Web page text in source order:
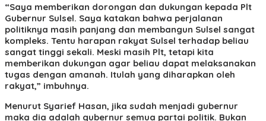
“Saya memberikan dorongan dan dukungan kepada Plt
Gubernur Sulsel. Saya katakan bahwa perjalanan
politiknya masih panjang dan membangun Sulsel sangat
kompleks. Tentu harapan rakyat Sulsel terhadap beliau
sangat tinggi sekali. Meski masih Plt, tetapi kita
memberikan dukungan agar beliau dapat melaksanakan
tugas dengan amanah. Itulah yang diharapkan oleh
rakyat,” imbuhnya.
Menurut Syarief Hasan, jika sudah menjadi gubernur
maka dia adalah gubernur semua partai politik. Bukan